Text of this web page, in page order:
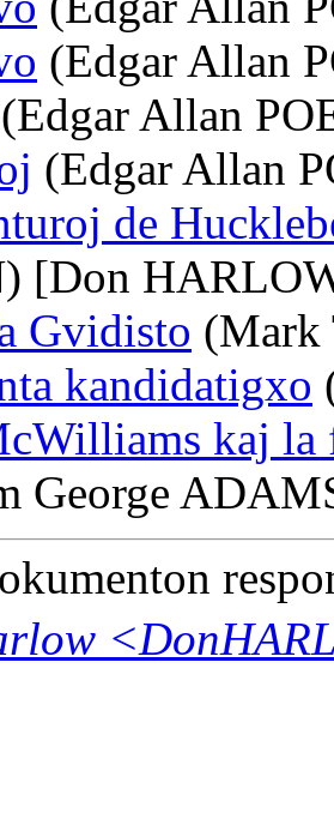
(Edgar Allan
(Edgar Allan
(Edgar Allan
de
[Don
Gvidisto (Mark
kandidatigxo
kaj la
George